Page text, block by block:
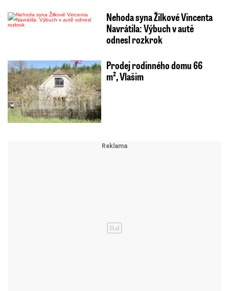
Nehoda syna Žilkové Vincenta
Navrátila: Výbuch v autě
odnesl rozkrok
Prodej rodinného domu 66
m², Vlašim